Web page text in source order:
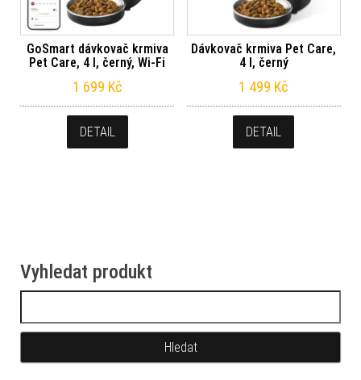
GoSmart dávkovač krmiva
Pet Care, 4 l, černý, Wi-Fi
1 699 Kč
DETAIL
Dávkovač krmiva Pet Care,
4 l, černý
1 499 Kč
DETAIL
Vyhledat produkt